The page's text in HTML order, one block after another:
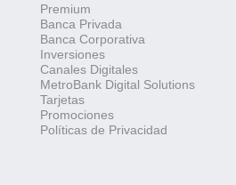
Premium
Banca Privada
Banca Corporativa
Inversiones
Canales Digitales
MetroBank Digital Solutions
Tarjetas
Promociones
Políticas de Privacidad